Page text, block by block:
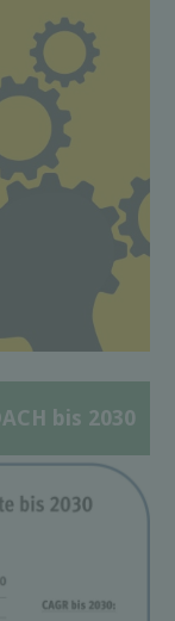
bis 2030